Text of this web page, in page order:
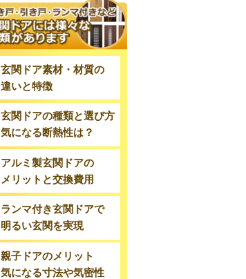
玄関ドア素材・材質の
違いと特徴
玄関ドアの種類と選び方
気になる断熱性は？
アルミ製玄関ドアの
メリットと交換費用
ランマ付き玄関ドアで
明るい玄関を実現
親子ドアのメリット
気になる寸法や気密性